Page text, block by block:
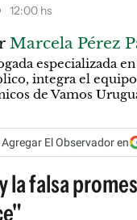
12:00 hs
Marcela Pérez
especializada
integra el equipo
de Vamos
Agregar El Observador en
la falsa